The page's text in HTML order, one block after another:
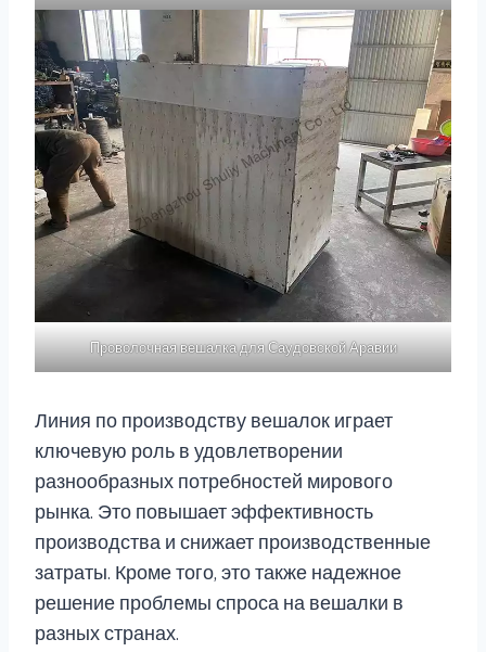
Проволочная вешалка для Саудовской Аравии
Линия по производству вешалок играет
ключевую роль в удовлетворении
разнообразных потребностей мирового
рынка. Это повышает эффективность
производства и снижает производственные
затраты. Кроме того, это также надежное
решение проблемы спроса на вешалки в
разных странах.